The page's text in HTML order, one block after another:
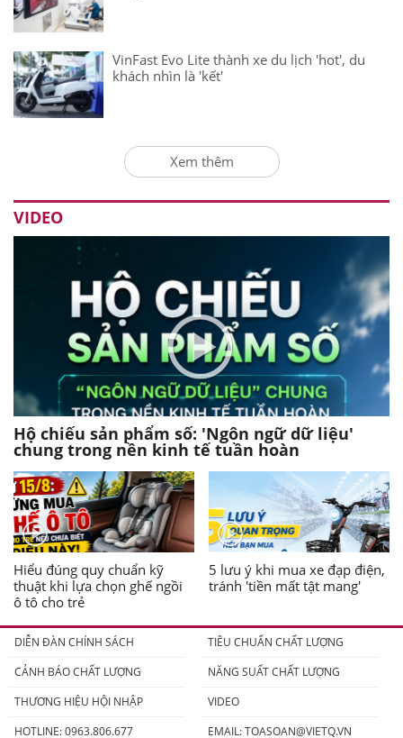
VinFast Evo Lite thành xe du lịch 'hot', du
khách nhìn là 'kết'
Xem thêm
VIDEO
Hộ chiếu sản phẩm số: 'Ngôn ngữ dữ liệu'
chung trong nền kinh tế tuần hoàn
Hiểu đúng quy chuẩn kỹ
thuật khi lựa chọn ghế ngồi
ô tô cho trẻ
5 lưu ý khi mua xe đạp điện,
tránh 'tiền mất tật mang'
DIỄN ĐÀN CHÍNH SÁCH
TIÊU CHUẨN CHẤT LƯỢNG
CẢNH BÁO CHẤT LƯỢNG
NĂNG SUẤT CHẤT LƯỢNG
THƯƠNG HIỆU HỘI NHẬP
VIDEO
HOTLINE: 0963.806.677
EMAIL:TOASOAN@VIETQ.VN